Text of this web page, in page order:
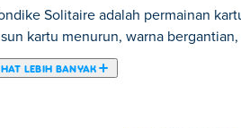
Solitaire adalah permainan
kartu menurun, warna
LEBIH BANYAK
Klondike Solitaire merupakan